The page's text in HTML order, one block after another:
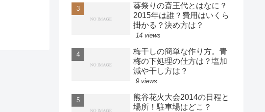
葵祭りの斎王代とはなに？
2015年は誰？費用はいくら
掛かる？決め方は？
14 views
梅干しの簡単な作り方。青
梅の下処理の仕方は？塩加
減や干し方は？
9 views
熊谷花火大会2014の日程と
場所！駐車場はどこ？